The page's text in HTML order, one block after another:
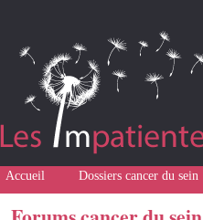
Accueil Dossiers cancer du sein